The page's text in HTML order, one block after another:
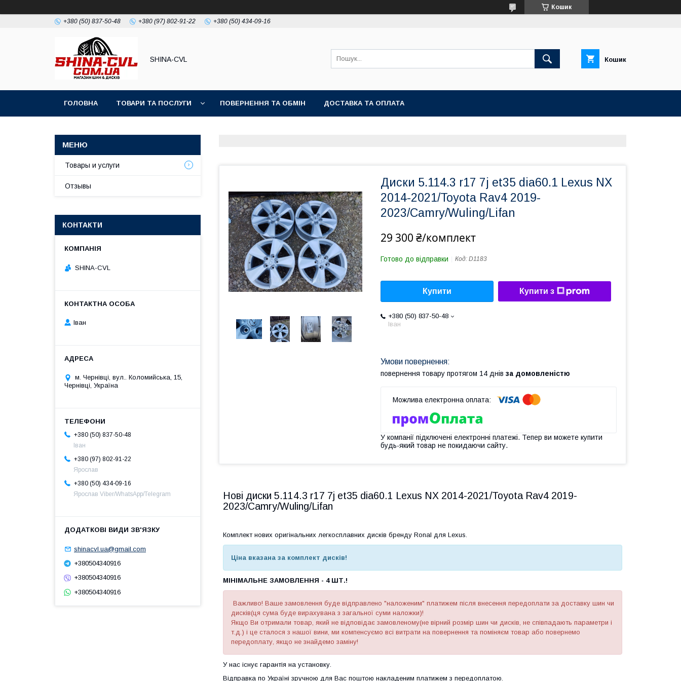
Кошик
+380 (50) 837-50-48 +380 (97) 802-91-22 +380 (50) 434-09-16
SHINA-CVL Кошик
ГОЛОВНА ТОВАРИ ТА ПОСЛУГИ ПОВЕРНЕННЯ ТА ОБМІН ДОСТАВКА ТА ОПЛАТА
Диски 5.114.3 r17 7j et35 dia60.1 Lexus NX
2014-2021/Toyota Rav4 2019-
2023/Camry/Wuling/Lifan
29 300 ₴/комплект
Готово до відправки Код: D1183
Купити Купити з
+380 (50) 837-50-48
Іван
повернення товару протягом 14 днів за домовленістю
У компанії підключені електронні платежі. Тепер ви можете купити
будь-який товар не покидаючи сайту.
Нові диски 5.114.3 r17 7j et35 dia60.1 Lexus NX 2014-2021/Toyota Rav4 2019-
2023/Camry/Wuling/Lifan
Комплект нових оригінальних легкосплавних дисків бренду Ronal для Lexus.
Ціна вказана за комплект дисків!
МІНІМАЛЬНЕ ЗАМОВЛЕННЯ - 4 ШТ.!
Важливо! Ваше замовлення буде відправлено "наложеним" платижем після внесення передоплати за доставку шин чи
дисків(ця сума буде вирахувана з загальної суми наложки)!
Якщо Ви отримали товар, який не відповідає замовленому(не вірний розмір шин чи дисків, не співпадають параметри і
т.д.) і це сталося з нашої вини, ми компенсуємо всі витрати на повернення та поміняєм товар або повернемо
передоплату, якщо не знайдемо заміну!
У нас існує гарантія на установку.
Відправка по Україні зручною для Вас поштою накладеним платижем з передоплатою.
Товары и услуги
Отзывы
КОНТАКТИ
SHINA-CVL
Іван
м. Чернівці, вул.. Коломийська, 15,
Чернівці, Україна
+380 (50) 837-50-48
Іван
+380 (97) 802-91-22
Ярослав
+380 (50) 434-09-16
Ярослав Viber/WhatsApp/Telegram
shinacvl.ua@gmail.com
+380504340916
+380504340916
+380504340916